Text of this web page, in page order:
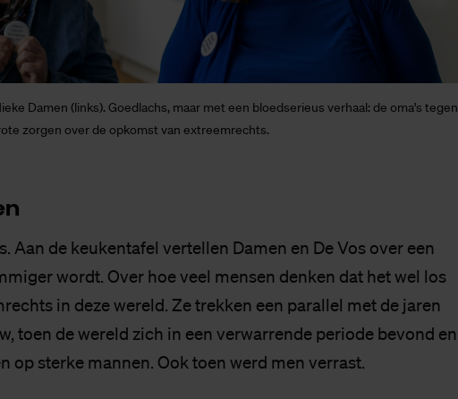
Damen (links). Goedlachs, maar met een bloedserieus verhaal: de oma's tegen
zorgen over de opkomst van extreemrechts.
Aan de keukentafel vertellen Damen en De Vos over een
wordt. Over hoe veel mensen denken dat het wel los
in deze wereld. Ze trekken een parallel met de jaren
toen de wereld zich in een verwarrende periode bevond en
op sterke mannen. Ook toen werd men verrast.